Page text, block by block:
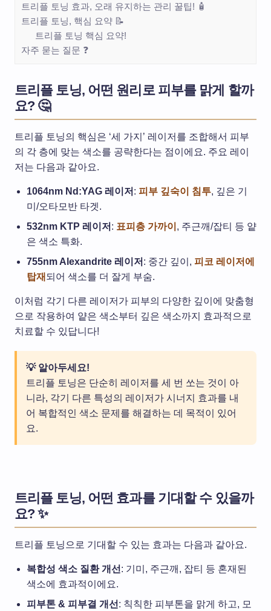
트리플 토닝 효과, 오래 유지하는 관리 꿀팁! 🧴
트리플 토닝, 핵심 요약 📝
트리플 토닝 핵심 요약!
자주 묻는 질문 ❓
트리플 토닝, 어떤 원리로 피부를 맑게 할까
요? 🤔
트리플 토닝의 핵심은 ‘세 가지’ 레이저를 조합해서 피부
의 각 층에 맞는 색소를 공략한다는 점이에요. 주요 레이
저는 다음과 같아요.
1064nm Nd:YAG 레이저 : 피부 깊숙이 침투, 깊은 기
미/오타모반 타겟.
532nm KTP 레이저 : 표피층 가까이 , 주근깨/잡티 등 얕
은 색소 특화.
755nm Alexandrite 레이저 : 중간 깊이, 피코 레이저에
탑재 되어 색소를 더 잘게 부숨.
이처럼 각기 다른 레이저가 피부의 다양한 깊이에 맞춤형
으로 작용하여 얕은 색소부터 깊은 색소까지 효과적으로
치료할 수 있답니다!
💡 알아두세요!
트리플 토닝은 단순히 레이저를 세 번 쏘는 것이 아
니라, 각기 다른 특성의 레이저가 시너지 효과를 내
어 복합적인 색소 문제를 해결하는 데 목적이 있어
요.
트리플 토닝, 어떤 효과를 기대할 수 있을까
요? ✨
트리플 토닝으로 기대할 수 있는 효과는 다음과 같아요.
복합성 색소 질환 개선 : 기미, 주근깨, 잡티 등 혼재된
색소에 효과적이에요.
피부톤 & 피부결 개선 : 칙칙한 피부톤을 맑게 하고, 모